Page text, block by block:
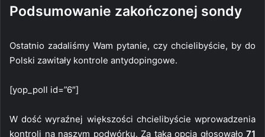
Podsumowanie zakończonej sondy
Ostatnio zadaliśmy Wam pytanie, czy chcielibyście, by do
Polski zawitały kontrole antydopingowe.
[yop_poll id=”6″]
W dość wyraźnej większości chcielibyście wprowadzenia
kontroli na naszym podwórku. Za taką opcją głosowało 71